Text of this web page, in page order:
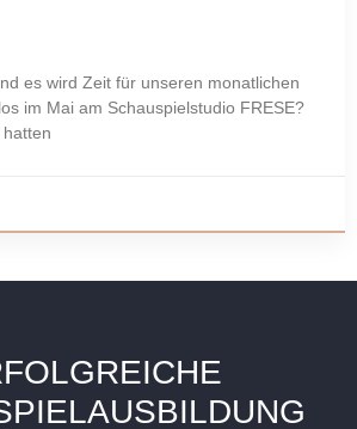
es wird Zeit für unseren monatlichen
im Mai am Schauspielstudio FRESE?